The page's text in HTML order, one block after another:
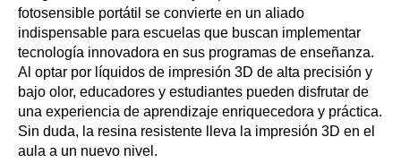
fotosensible portátil se convierte en un aliado
indispensable para escuelas que buscan implementar
tecnología innovadora en sus programas de enseñanza.
Al optar por líquidos de impresión 3D de alta precisión y
bajo olor, educadores y estudiantes pueden disfrutar de
una experiencia de aprendizaje enriquecedora y práctica.
Sin duda, la resina resistente lleva la impresión 3D en el
aula a un nuevo nivel.